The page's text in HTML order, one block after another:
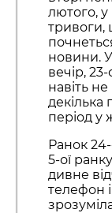
лютого, у
тривоги,
новини.
вечір,
навіть
декілька
період у
Ранок
5-ої
дивне
телефон